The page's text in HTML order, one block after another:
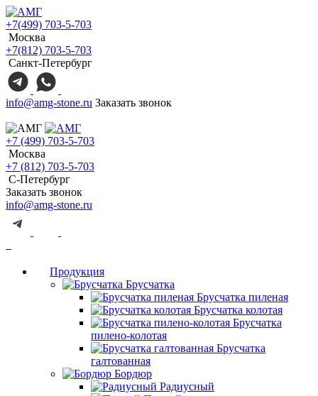
+7(499) 703-5-703
Москва
+7(812) 703-5-703
Санкт-Петербург
info@amg-stone.ru Заказать звонок
+7 (499) 703-5-703
Москва
+7 (812) 703-5-703
С-Петербург
Заказать звонок
info@amg-stone.ru
Продукция
Брусчатка
Брусчатка пиленая
Брусчатка колотая
Брусчатка
пилено-колотая
Брусчатка
галтованная
Бордюр
Радиусный